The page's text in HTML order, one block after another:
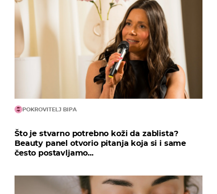
POKROVITELJ BIPA
Što je stvarno potrebno koži da zablista?
Beauty panel otvorio pitanja koja si i same
često postavljamo...